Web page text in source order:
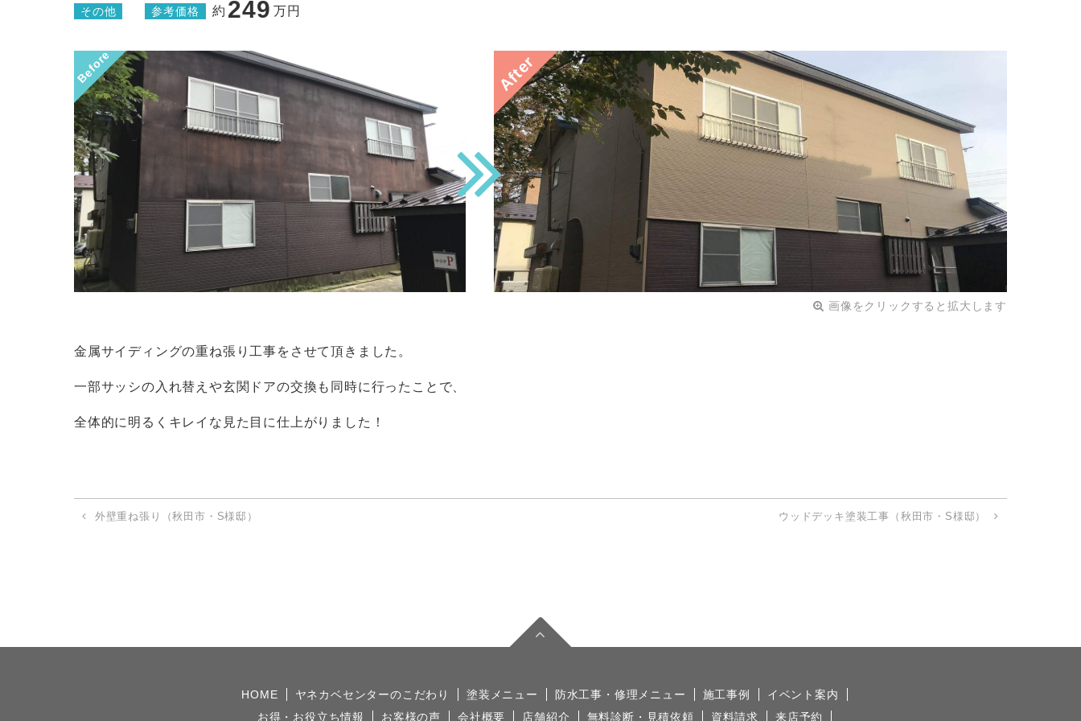
その他 参考価格 約 249 万円
Before After
画像をクリックすると拡大します
金属サイディングの重ね張り工事をさせて頂きました。
一部サッシの入れ替えや玄関ドアの交換も同時に行ったことで、
全体的に明るくキレイな見た目に仕上がりました！
外壁重ね張り（秋田市・S様邸） ウッドデッキ塗装工事（秋田市・S様邸）
HOME ヤネカベセンターのこだわり 塗装メニュー 防水工事・修理メニュー 施工事例
イベント案内
お得・お役立ち情報
お客様の声 会社概要 店舗紹介 無料診断・見積依頼 資料請求 来店予約